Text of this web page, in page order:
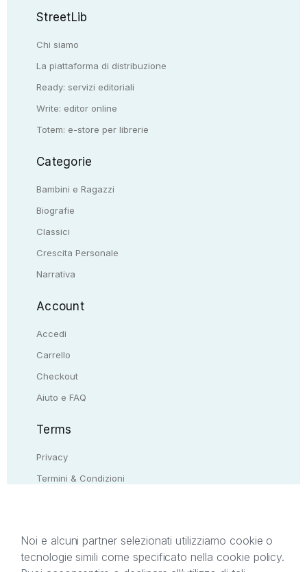
StreetLib
Chi siamo
La piattaforma di distribuzione
Ready: servizi editoriali
Write: editor online
Totem: e-store per librerie
Categorie
Bambini e Ragazzi
Biografie
Classici
Crescita Personale
Narrativa
Account
Accedi
Carrello
Checkout
Aiuto e FAQ
Terms
Privacy
Termini & Condizioni
Noi e alcuni partner selezionati utilizziamo cookie o
tecnologie simili come specificato nella cookie policy.